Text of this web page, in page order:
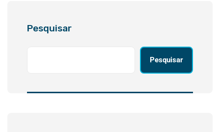
Pesquisar
Pesquisar